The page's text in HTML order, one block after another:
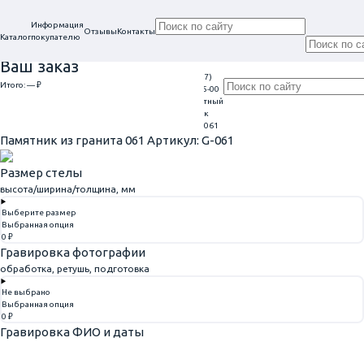
Каталог
Информация
покупателю
ОтзывыКонтакты
Ваш заказ
Итого:— ₽
Проконсультируем
+7 (917)
113-05-00
Обратный
звонок
Памятник из гранита 061
Памятник из гранита 061 Артикул: G-061
Размер стелы
высота/ширина/толщина, мм
Выберите размер
Выбранная опция
0 ₽
Гравировка фотографии
обработка, ретушь, подготовка
Не выбрано
Выбранная опция
0 ₽
Гравировка ФИО и даты